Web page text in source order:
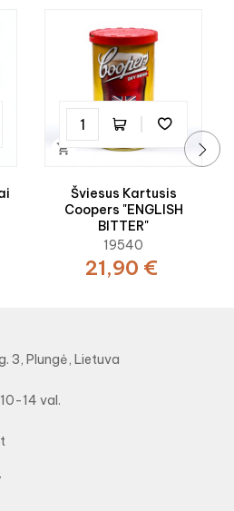

Šviesus Kartusis
Coopers "ENGLISH
BITTER"
19540
21,90 €
3, Plungė, Lietuva
14 val.